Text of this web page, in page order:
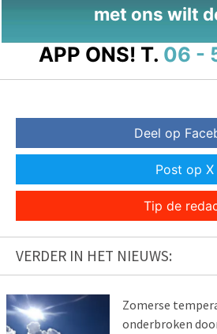
met ons wilt
APP ONS! T. 06 -
Deel op
Post op X
Tip de
VERDER IN HET NIEUWS:
Zomerse
onderbroken